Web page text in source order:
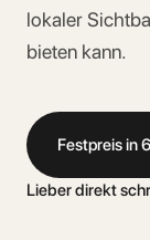
lokaler
bieten kann.
Festpreis in
Lieber direkt